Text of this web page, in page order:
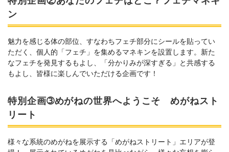
ン
魅力を感じる体の部位、すなわちフェチ部分にシールを貼ってい
ただく、個人的「フェチ」を集めるマネキンを設置します。新た
なフェチを発見するもよし、「分かりみが深すぎる」と共感する
もよし、皆様に楽しんでいただける企画です！
特別企画➂めがねの世界へようこそ めがねスト
リート
様々な系統のめがねを展示する「めがねストリート」エリアが登